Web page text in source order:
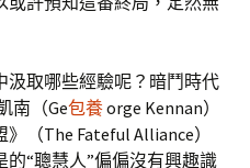
汲取哪些經驗呢？暗鬥時代
南（Ge包養orge Kennan）
（The Fateful Alliance）
“聰慧人”偏偏沒有興趣識